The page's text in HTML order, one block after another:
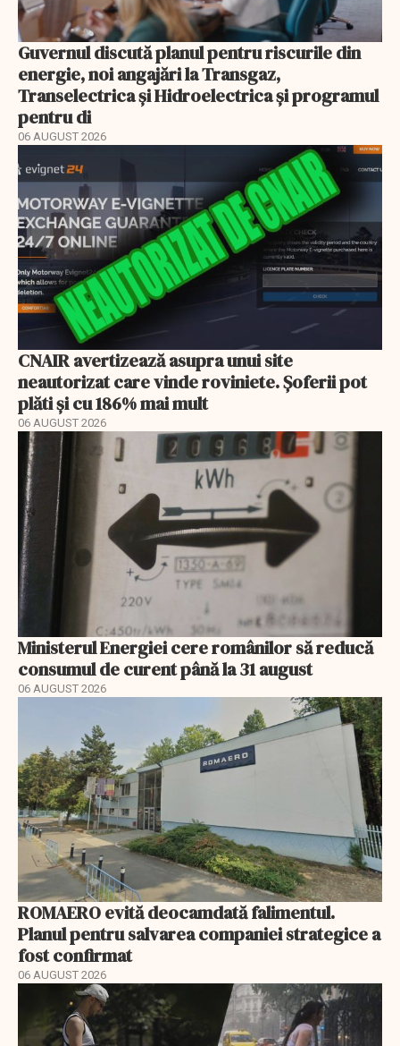
Guvernul discută planul pentru riscurile din
energie, noi angajări la Transgaz,
Transelectrica și Hidroelectrica și programul
pentru di
06 AUGUST 2026
CNAIR avertizează asupra unui site
neautorizat care vinde roviniete. Șoferii pot
plăti și cu 186% mai mult
06 AUGUST 2026
Ministerul Energiei cere românilor să reducă
consumul de curent până la 31 august
06 AUGUST 2026
ROMAERO evită deocamdată falimentul.
Planul pentru salvarea companiei strategice a
fost confirmat
06 AUGUST 2026